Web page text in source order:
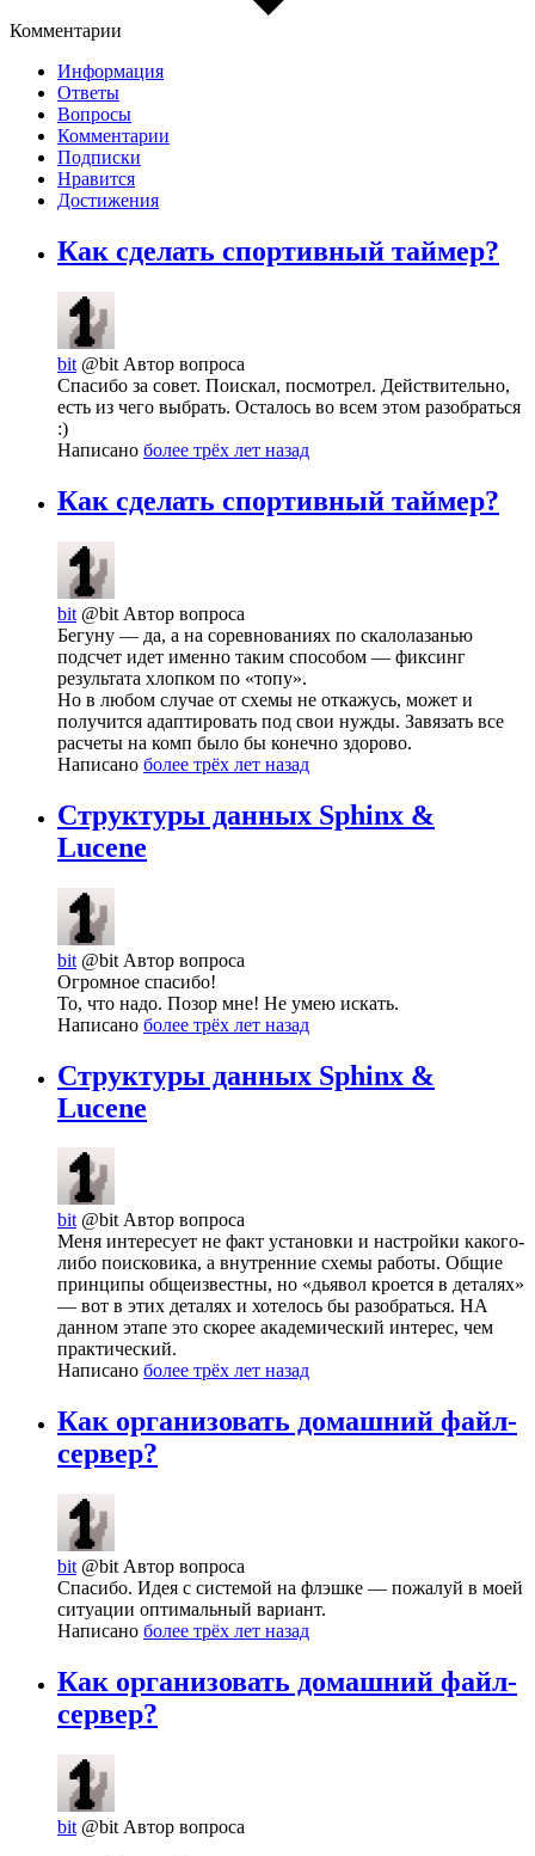
Комментарии
Информация
Ответы
Вопросы
Комментарии
Подписки
Нравится
Достижения
Как сделать спортивный таймер?
bit @bit Автор вопроса
Спасибо за совет. Поискал, посмотрел. Действительно,
есть из чего выбрать. Осталось во всем этом разобраться
:)
Написано более трёх лет назад
Как сделать спортивный таймер?
bit @bit Автор вопроса
Бегуну — да, а на соревнованиях по скалолазанью
подсчет идет именно таким способом — фиксинг
результата хлопком по «топу».
Но в любом случае от схемы не откажусь, может и
получится адаптировать под свои нужды. Завязать все
расчеты на комп было бы конечно здорово.
Написано более трёх лет назад
Структуры данных Sphinx &
Lucene
bit @bit Автор вопроса
Огромное спасибо!
То, что надо. Позор мне! Не умею искать.
Написано более трёх лет назад
Структуры данных Sphinx &
Lucene
bit @bitАвтор вопроса
Меня интересует не факт установки и настройки какого-
либо поисковика, а внутренние схемы работы. Общие
принципы общеизвестны, но «дьявол кроется в деталях»
— вот в этих деталях и хотелось бы разобраться. НА
данном этапе это скорее академический интерес, чем
практический.
Написано более трёх лет назад
Как организовать домашний файл-
сервер?
bit @bit Автор вопроса
Спасибо. Идея с системой на флэшке — пожалуй в моей
ситуации оптимальный вариант.
Написано более трёх лет назад
Как организовать домашний файл-
сервер?
bit @bit Автор вопроса